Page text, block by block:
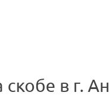
в г.